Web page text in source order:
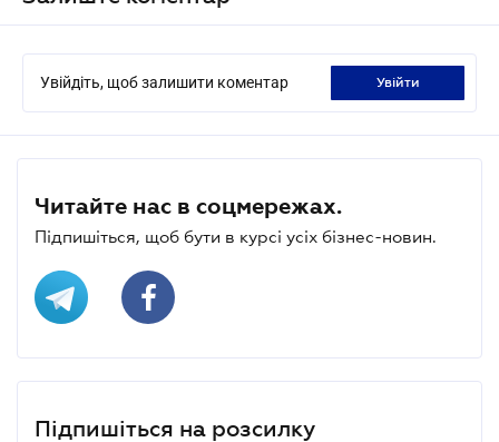
Увійдіть, щоб залишити коментар увійти
Читайте нас в соцмережах.
Підпишіться, щоб бути в курсі усіх бізнес-новин.
Підпишіться на розсилку